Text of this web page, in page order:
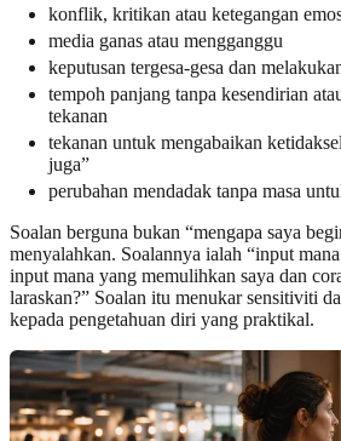
konflik, kritikan atau ketegangan
media ganas atau mengganggu
keputusan tergesa-gesa dan
tempoh panjang tanpa kesendirian
tekanan
tekanan untuk mengabaikan
juga”
perubahan mendadak tanpa masa
Soalan berguna bukan “mengapa saya
menyalahkan. Soalannya ialah “input
input mana yang memulihkan saya dan
laraskan?” Soalan itu menukar sensitiviti
kepada pengetahuan diri yang praktikal.